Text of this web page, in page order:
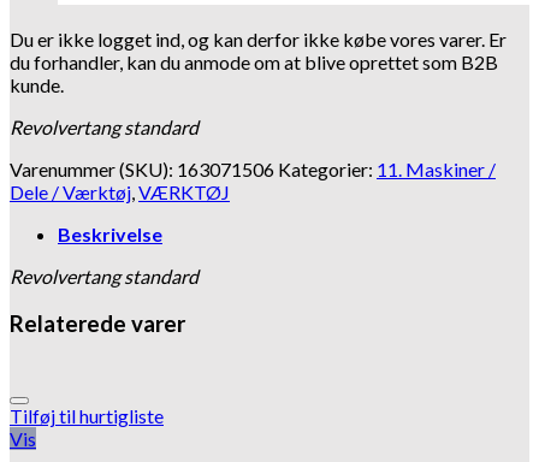
Du er ikke logget ind, og kan derfor ikke købe vores varer. Er
du forhandler, kan du anmode om at blive oprettet som B2B
kunde.
Revolvertang standard
Varenummer (SKU): 163071506 Kategorier: 11. Maskiner /
Dele / Værktøj,VÆRKTØJ
Beskrivelse
Revolvertang standard
Relaterede varer
Tilføj til hurtigliste
Vis